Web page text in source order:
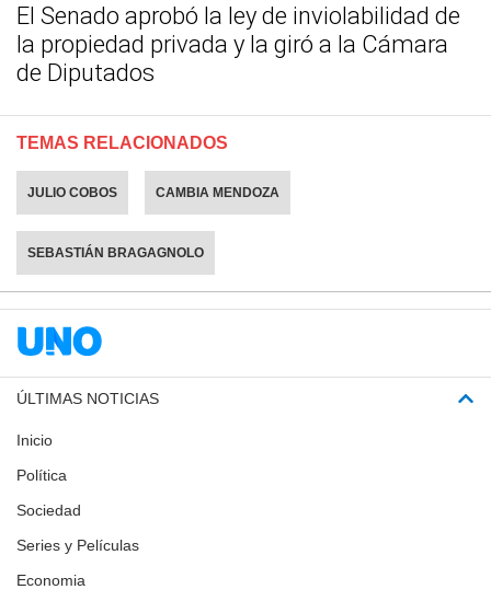
El Senado aprobó la ley de inviolabilidad de
la propiedad privada y la giró a la Cámara
de Diputados
TEMAS RELACIONADOS
JULIO COBOS CAMBIA MENDOZA
SEBASTIÁN BRAGAGNOLO
ÚLTIMAS NOTICIAS
Inicio
Política
Sociedad
Series y Películas
Economia